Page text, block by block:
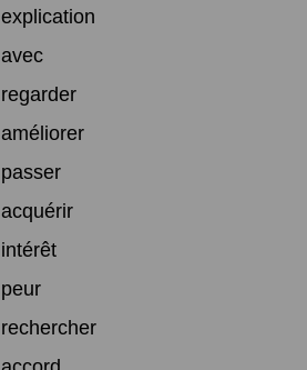
explication
avec
regarder
améliorer
passer
acquérir
intérêt
peur
rechercher